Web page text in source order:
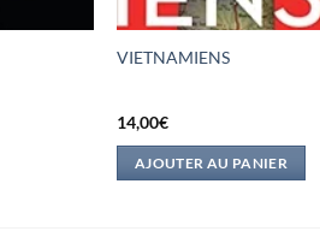
VIETNAMIENS
14,00€
AJOUTER AU PANIER